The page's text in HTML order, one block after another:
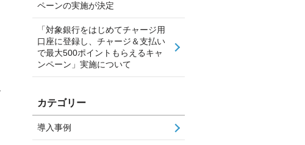
ペーンの実施が決定
「対象銀行をはじめてチャージ用
口座に登録し、チャージ＆支払い
で最大500ポイントもらえるキャ
ンペーン」実施について
カテゴリー
導入事例